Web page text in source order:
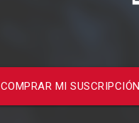
COMPRAR MI SUSCRIPCIÓN